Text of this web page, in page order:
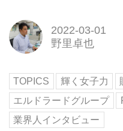
2022-03-01
野里卓也
TOPICS 輝く女子力
エルドラードグループ
業界人インタビュー